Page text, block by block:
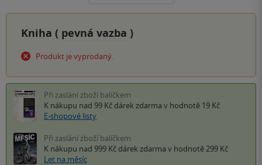
Kniha ( pevná vazba )
Produkt je vyprodaný.
Při zaslání zboží balíčkem
K nákupu nad 99 Kč dárek zdarma v hodnotě 19 Kč
E-shopové listy
Při zaslání zboží balíčkem
K nákupu nad 999 Kč dárek zdarma v hodnotě 299 Kč
Let na měsíc